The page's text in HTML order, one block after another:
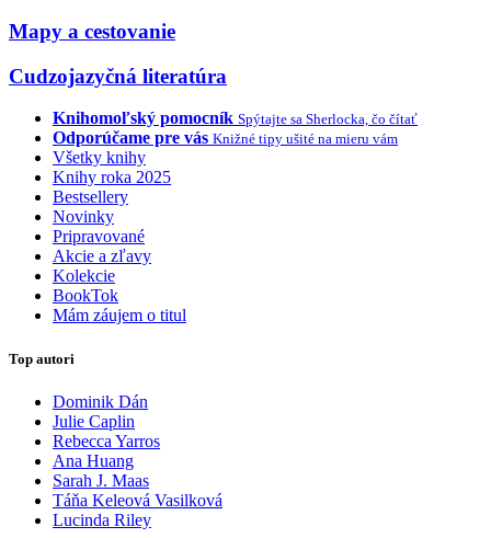
Mapy a cestovanie
Cudzojazyčná literatúra
Knihomoľský pomocník Spýtajte sa Sherlocka, čo čítať
Odporúčame pre vás Knižné tipy ušité na mieru vám
Všetky knihy
Knihy roka 2025
Bestsellery
Novinky
Pripravované
Akcie a zľavy
Kolekcie
BookTok
Mám záujem o titul
Top autori
Dominik Dán
Julie Caplin
Rebecca Yarros
Ana Huang
Sarah J. Maas
Táňa Keleová Vasilková
Lucinda Riley